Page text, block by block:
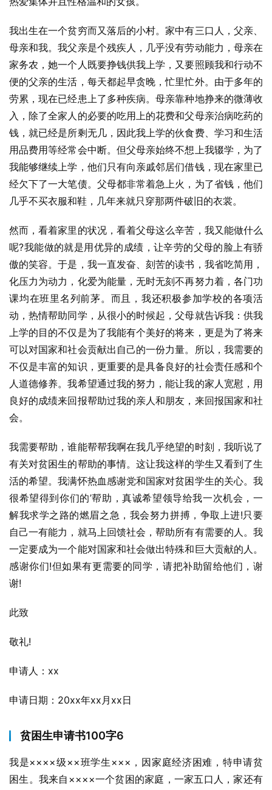
我出生在一个贫穷而又落后的小村。家中有三口人，父亲、
母亲和我。我父亲是个残疾人，几乎没有劳动能力，母亲在
家务农，她一个人既要挣钱供我上学，又要照顾我和行动不
便的父亲的生活，每天都起早贪晚，忙里忙外。由于多年的
劳累，现在已经患上了多种疾病。母亲靠种地挣来的微薄收
入，除了全家人的必要的吃用上的花费和父母亲治病吃药的
钱，就已经是所剩无几，因此我上学的伙食费、学习和生活
用品费用等经常会中断。但父母亲始终不想上我辍学，为了
我能够继续上学，他们只有向亲戚邻居们借钱，现在家里已
经欠下了一大笔债。父母都非常着急上火，为了省钱，他们
几乎不买衣服和鞋，几年来就只穿那两件破旧的衣裳。
然而，看着家里的状况，看着父母这么辛苦，我又能做什么
呢?我能做的就是用优异的成绩，让辛劳的父母的脸上有骄
傲的笑容。于是，我一直发奋、刻苦的读书，我省吃简用，
化压力为动力，化爱为能量，无时无刻不再努力着，各门功
课均在班里名列前茅。而且，我还积极参加学校的各项活
动，热情帮助同学，从很小的时候起，父母就告诉我：供我
上学的目的不仅是为了我能有个美好的将来，更是为了将来
可以对国家和社会贡献出自己的一份力量。所以，我需要的
不仅是丰富的知识，更重要的是具备良好的社会责任感和个
人道德修养。我希望通过我的努力，能让我的家人宽慰，用
良好的成绩来回报帮助过我的亲人和朋友，来回报国家和社
会。
我需要帮助，谁能帮帮我啊在我几乎绝望的时刻，我听说了
有关对贫困生的帮助的事情。这让我这样的学生又看到了生
活的希望。我满怀热血感谢党和国家对贫困学生的关心。我
很希望得到你们的’帮助，真诚希望领导给我一次机会，一
解我求学之路的燃眉之急，我会努力拼搏，争取上进!只要
自己一有能力，就马上回馈社会，帮助所有有需要的人。我
一定要成为一个能对国家和社会做出特殊和巨大贡献的人。
感谢你们!但如果有更需要的同学，请把补助留给他们，谢
谢!
此致
敬礼!
申请人：xx
申请日期：20xx年xx月xx日
贫困生申请书100字6
我是××××级××班学生×××，因家庭经济困难，特申请贫
困生。我来自××××一个贫困的家庭，一家五口人，家还有